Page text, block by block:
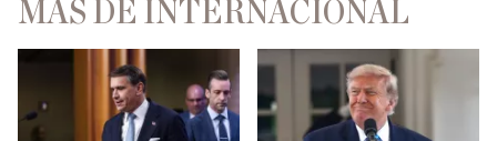
MÁS DE INTERNACIONAL